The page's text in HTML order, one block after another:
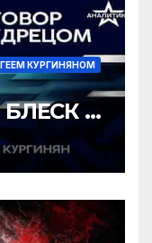
КУРГИНЯНОМ
И